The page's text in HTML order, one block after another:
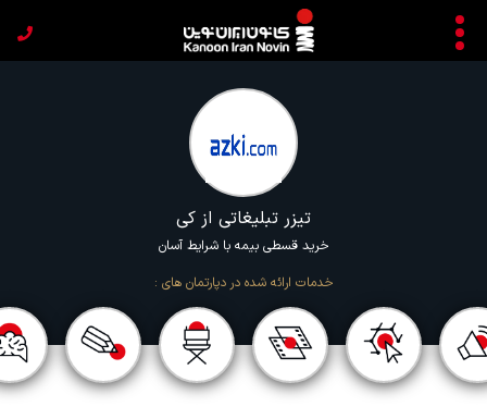
تیزر تبلیغاتی از کی
خرید قسطی بیمه با شرایط آسان
خدمات ارائه شده در دپارتمان های :